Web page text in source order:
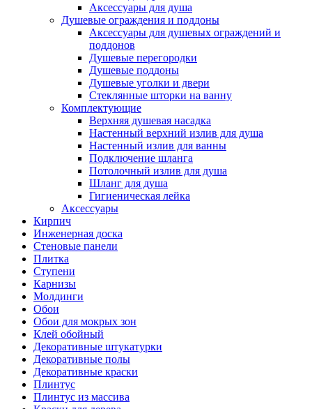
Аксессуары для душа
Душевые ограждения и поддоны
Аксессуары для душевых ограждений и
поддонов
Душевые перегородки
Душевые поддоны
Душевые уголки и двери
Стеклянные шторки на ванну
Комплектующие
Верхняя душевая насадка
Настенный верхний излив для душа
Настенный излив для ванны
Подключение шланга
Потолочный излив для душа
Шланг для душа
Гигиеническая лейка
Аксессуары
Кирпич
Инженерная доска
Стеновые панели
Плитка
Ступени
Карнизы
Молдинги
Обои
Обои для мокрых зон
Клей обойный
Декоративные штукатурки
Декоративные полы
Декоративные краски
Плинтус
Плинтус из массива